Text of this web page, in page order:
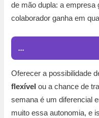
de mão dupla: a empresa
colaborador ganha em
...
Oferecer a possibilidade
flexível ou a chance de
semana é um diferencial
muito essa autonomia, e